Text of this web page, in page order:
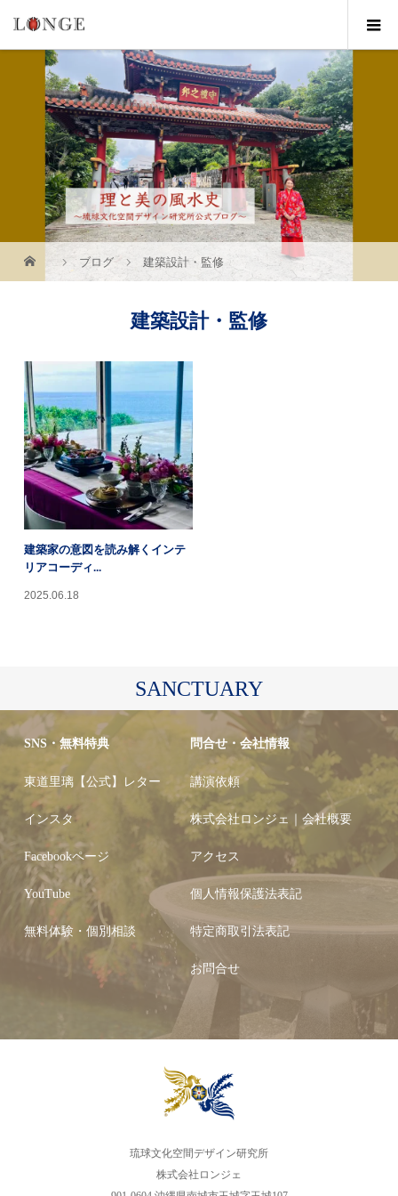
ブログ 建築設計・監修
建築設計・監修
建築家の意図を読み解くインテ
リアコーディ...
2025.06.18
SANCTUARY
SNS・無料特典
東道里璃【公式】レター
インスタ
Facebookページ
YouTube
無料体験・個別相談
問合せ・会社情報
講演依頼
株式会社ロンジェ｜会社概要
アクセス
個人情報保護法表記
特定商取引法表記
お問合せ
琉球文化空間デザイン研究所
株式会社ロンジェ